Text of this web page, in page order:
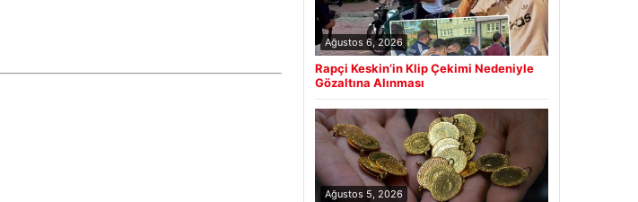
Ağustos 6, 2026
Rapçi Keskin’in Klip Çekimi Nedeniyle
Gözaltına Alınması
Ağustos 5, 2026